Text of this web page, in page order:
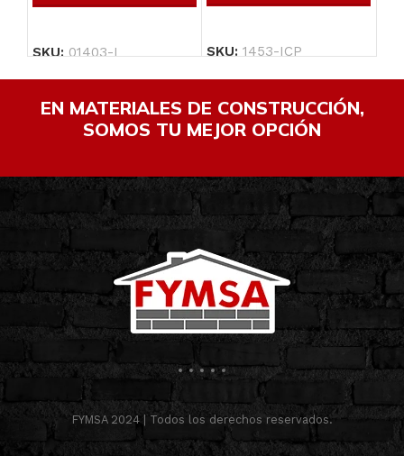
SKU:01403-I SKU: 1453-ICP
EN MATERIALES DE CONSTRUCCIÓN,
SOMOS TU MEJOR OPCIÓN
FYMSA 2024 | Todos los derechos reservados.